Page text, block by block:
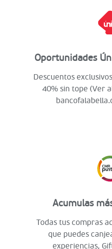
Oportunidades
Descuentos
40% sin tope (Ver
Acumulas
Todas tus compras
que puedes
experiencias,